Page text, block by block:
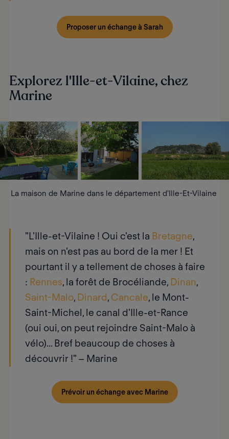
Proposer un échange à Sarah
Explorez l'Ille-et-Vilaine, chez
Marine
La maison de Marine dans le département d'Ille-Et-Vilaine
"L'Ille-et-Vilaine ! Oui c'est la Bretagne,
mais on n'est pas au bord de la mer ! Et
pourtant il y a tellement de choses à faire
: Rennes, la forêt de Brocéliande, Dinan,
Saint-Malo, Dinard, Cancale, le Mont-
Saint-Michel, le canal d'Ille-et-Rance
(oui oui, on peut rejoindre Saint-Malo à
vélo)... Bref beaucoup de choses à
découvrir !" – Marine
Prévoir un échange avec Marine